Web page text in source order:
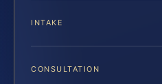
INTAKE
CONSULTATION